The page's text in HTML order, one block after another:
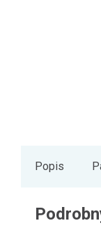
Popis